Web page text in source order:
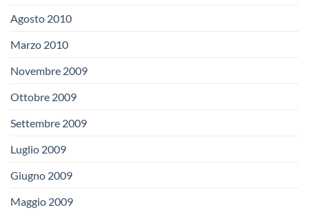
Agosto 2010
Marzo 2010
Novembre 2009
Ottobre 2009
Settembre 2009
Luglio 2009
Giugno 2009
Maggio 2009